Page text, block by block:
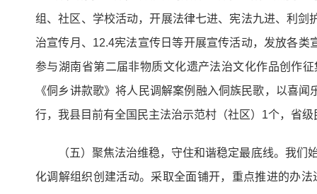
组、社区、学校活动，开展法律七进、宪法九进、利剑
治宣传月、12.4宪法宣传日等开展宣传活动，发放各
参与湖南省第二届非物质文化遗产法治文化作品创作
《侗乡讲款歌》将人民调解案例融入侗族民歌，以喜
行，我县目前有全国民主法治示范村（社区）1个，省
（五）聚焦法治维稳，守住和谐稳定最底线。我
化调解组织创建活动。采取全面铺开，重点推进的办